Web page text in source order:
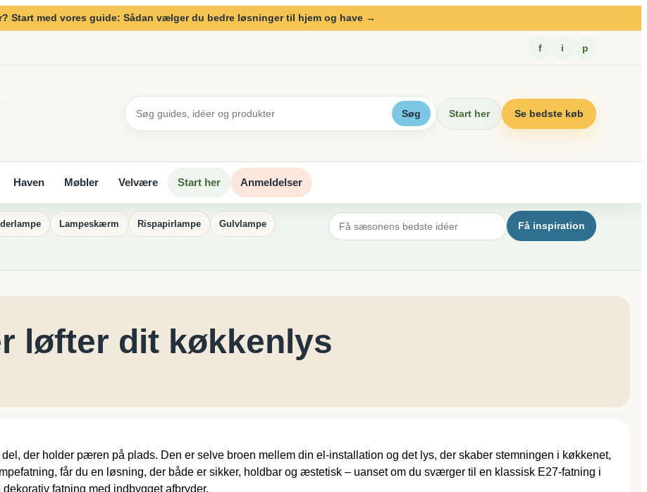
Start med vores guide: Sådan vælger du bedre løsninger til hjem og have →
f i p
Søg Start her Se bedste køb
Haven Møbler Velvære Start her Anmeldelser
Lampeskærm Rispapirlampe Gulvlampe Få inspiration
løfter dit køkkenlys
der holder pæren på plads. Den er selve broen mellem din el-installation og det lys, der skaber stemningen i køkkenet,
får du en løsning, der både er sikker, holdbar og æstetisk – uanset om du sværger til en klassisk E27-fatning i
fatning med indbygget afbryder.